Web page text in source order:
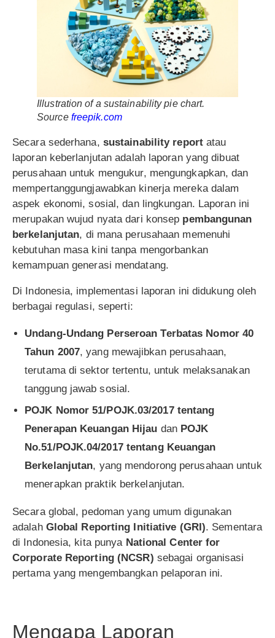
Illustration of a sustainability pie chart.
Source freepik.com
Secara sederhana, sustainability reportatau
laporan keberlanjutan adalah laporan yang dibuat
perusahaan untuk mengukur, mengungkapkan, dan
mempertanggungjawabkan kinerja mereka dalam
aspek ekonomi, sosial, dan lingkungan. Laporan ini
merupakan wujud nyata dari konsep pembangunan
berkelanjutan, di mana perusahaan memenuhi
kebutuhan masa kini tanpa mengorbankan
kemampuan generasi mendatang.
Di Indonesia, implementasi laporan ini didukung oleh
berbagai regulasi, seperti:
Undang-Undang Perseroan Terbatas Nomor 40
Tahun 2007, yang mewajibkan perusahaan,
terutama di sektor tertentu, untuk melaksanakan
tanggung jawab sosial.
POJK Nomor 51/POJK.03/2017 tentang
Penerapan Keuangan Hijau dan POJK
No.51/POJK.04/2017 tentang Keuangan
Berkelanjutan, yang mendorong perusahaan untuk
menerapkan praktik berkelanjutan.
Secara global, pedoman yang umum digunakan
adalah Global Reporting Initiative (GRI). Sementara
di Indonesia, kita punya National Center for
Corporate Reporting (NCSR) sebagai organisasi
pertama yang mengembangkan pelaporan ini.
Mengapa Laporan